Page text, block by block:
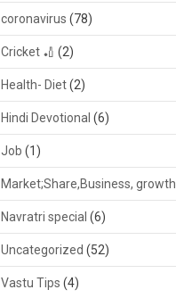
coronavirus (78)
Cricket 🏏 (2)
Health- Diet(2)
Hindi Devotional (6)
Job (1)
Market;Share,Business, growth
Navratri special (6)
Uncategorized (52)
Vastu Tips (4)